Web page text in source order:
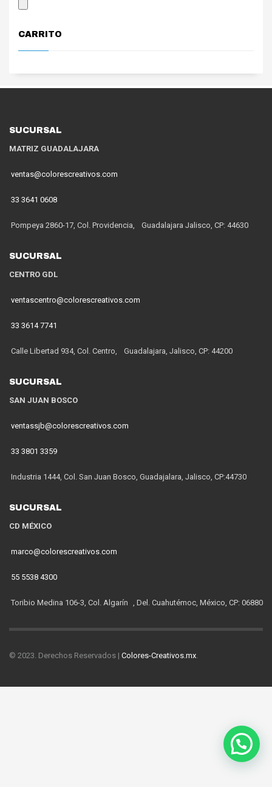
CARRITO
SUCURSAL
MATRIZ GUADALAJARA
ventas@colorescreativos.com
33 3641 0608
Pompeya 2860-17, Col. Providencia, Guadalajara Jalisco, CP: 44630
SUCURSAL
CENTRO GDL
ventascentro@colorescreativos.com
33 3614 7741
Calle Libertad 934, Col. Centro, Guadalajara, Jalisco, CP: 44200
SUCURSAL
SAN JUAN BOSCO
ventassjb@colorescreativos.com
33 3801 3359
Industria 1444, Col. San Juan Bosco, Guadajalara, Jalisco, CP:44730
SUCURSAL
CD MÉXICO
marco@colorescreativos.com
55 5538 4300
Toribio Medina 106-3, Col. Algarín , Del. Cuahutémoc, México, CP: 06880
© 2023. Derechos Reservados | Colores-Creativos.mx